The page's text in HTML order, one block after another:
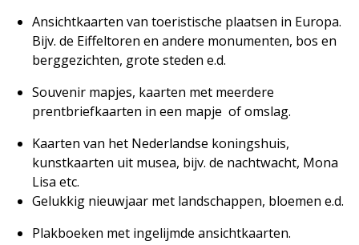
Ansichtkaarten van toeristische plaatsen in Europa.
Bijv. de Eiffeltoren en andere monumenten, bos en
berggezichten, grote steden e.d.
Souvenir mapjes, kaarten met meerdere
prentbriefkaarten in een mapje of omslag.
Kaarten van het Nederlandse koningshuis,
kunstkaarten uit musea, bijv. de nachtwacht, Mona
Lisa etc.
Gelukkig nieuwjaar met landschappen, bloemen e.d.
Plakboeken met ingelijmde ansichtkaarten.